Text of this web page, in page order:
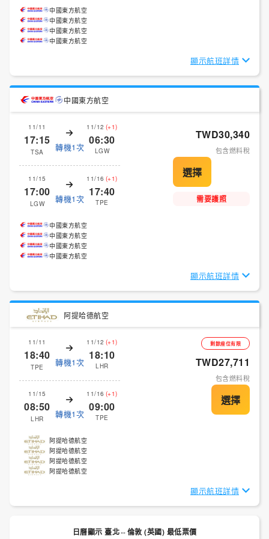
中國東方航空
中國東方航空
中國東方航空
中國東方航空
顯示航班詳情
中國東方航空
11/11
17:15
TSA 轉機1次
11/12 (+1)
06:30
LGW
11/15
17:00
LGW 轉機1次
11/16 (+1)
17:40
TPE
TWD30,340
包含燃料稅
需要護照
中國東方航空
中國東方航空
中國東方航空
中國東方航空
顯示航班詳情
阿提哈德航空
11/11
18:40
TPE 轉機1次
11/12 (+1)
18:10
LHR
11/15
08:50
LHR 轉機1次
11/16 (+1)
09:00
TPE
剩餘座位有限
TWD27,711
包含燃料稅
阿提哈德航空
阿提哈德航空
阿提哈德航空
阿提哈德航空
顯示航班詳情
日曆顯示 臺北⇔倫敦 (英國) 最低票價